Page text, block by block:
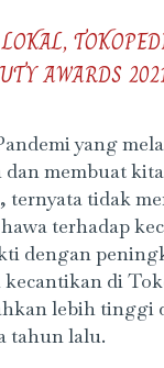
AWARDS
yang
membuat
ternyata tidak
terhadap
dengan
di
lebih tinggi
tahun lalu.